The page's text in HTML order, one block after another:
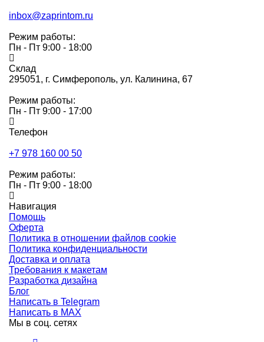
inbox@zaprintom.ru
Режим работы:
Пн - Пт 9:00 - 18:00
Склад
295051, г. Симферополь, ул. Калинина, 67
Режим работы:
Пн - Пт 9:00 - 17:00
Телефон
+7 978 160 00 50
Режим работы:
Пн - Пт 9:00 - 18:00
Навигация
Помощь
Оферта
Политика в отношении файлов cookie
Политика конфиденциальности
Доставка и оплата
Требования к макетам
Разработка дизайна
Блог
Написать в Telegram
Написать в MAX
Мы в соц. сетях